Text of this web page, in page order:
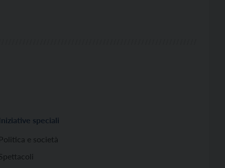
Iniziative speciali
Politica e società